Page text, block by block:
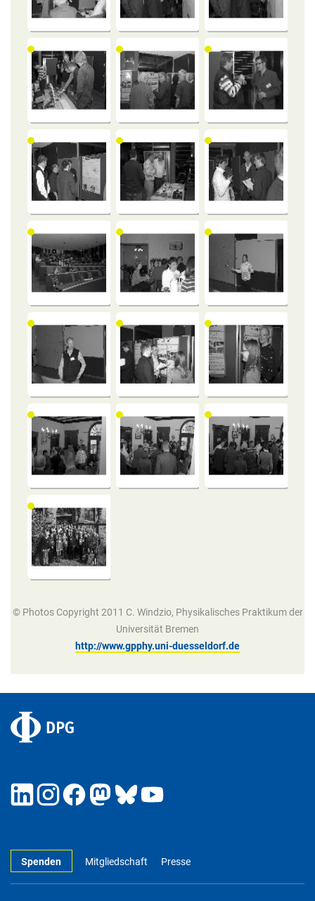
© Photos Copyright 2011 C. Windzio, Physikalisches Praktikum der
Universität Bremen
http://www.gpphy.uni-duesseldorf.de
Spenden Mitgliedschaft Presse